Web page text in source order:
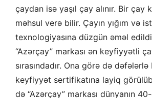
çaydan isə yaşıl çay alınır. Bir çay
məhsul verə bilir. Çayın yığım və
texnologiyasına düzgün əməl
“Azərçay” markası ən keyfiyyətli
sırasındadır. Ona görə də
keyfiyyət sertifikatına layiq
də “Azərçay” markası dünyanın